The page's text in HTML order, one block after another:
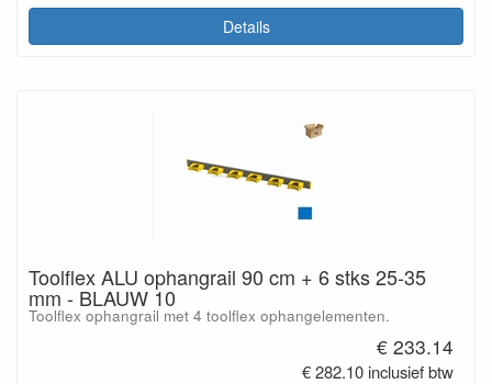
Details
Toolflex ALU ophangrail 90 cm + 6 stks 25-35
mm - BLAUW 10
Toolflex ophangrail met 4 toolflex ophangelementen.
€ 233.14
€ 282.10 inclusief btw